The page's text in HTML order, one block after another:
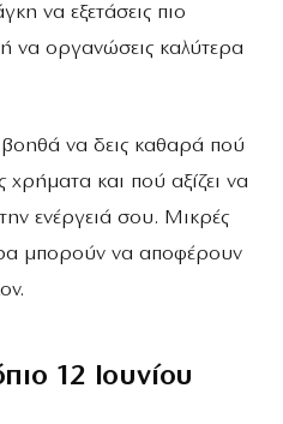
να εξετάσεις πιο
να οργανώσεις καλύτερα
να δεις καθαρά πού
χρήματα και πού αξίζει να
ενέργειά σου. Μικρές
μπορούν να αποφέρουν
12 Ιουνίου